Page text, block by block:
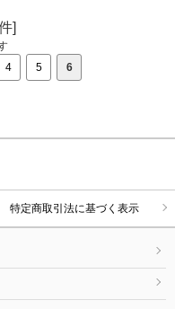
]
4 5 6
特定商取引法に基づく表示